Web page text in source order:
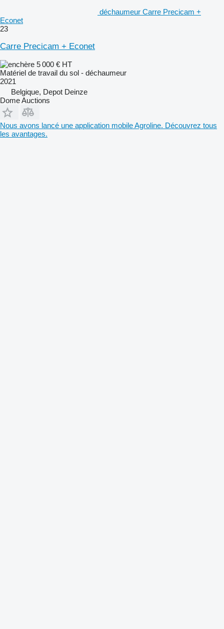
déchaumeur Carre Precicam +
Econet
23
Carre Precicam + Econet
5 000 € HT
Matériel de travail du sol - déchaumeur
2021
Belgique, Depot Deinze
Dome Auctions
Nous avons lancé une application mobile Agroline. Découvrez tous
les avantages.